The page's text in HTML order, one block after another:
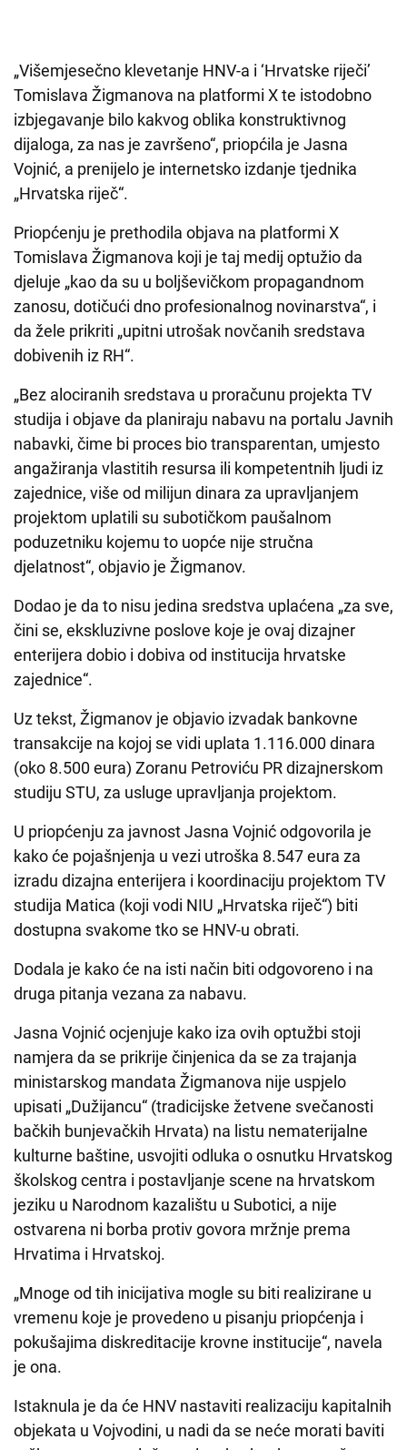
„Višemjesečno klevetanje HNV-a i ‘Hrvatske riječi’
Tomislava Žigmanova na platformi X te istodobno
izbjegavanje bilo kakvog oblika konstruktivnog
dijaloga, za nas je završeno“, priopćila je Jasna
Vojnić, a prenijelo je internetsko izdanje tjednika
„Hrvatska riječ“.
Priopćenju je prethodila objava na platformi X
Tomislava Žigmanova koji je taj medij optužio da
djeluje „kao da su u boljševičkom propagandnom
zanosu, dotičući dno profesionalnog novinarstva“, i
da žele prikriti „upitni utrošak novčanih sredstava
dobivenih iz RH“.
„Bez alociranih sredstava u proračunu projekta TV
studija i objave da planiraju nabavu na portalu Javnih
nabavki, čime bi proces bio transparentan, umjesto
angažiranja vlastitih resursa ili kompetentnih ljudi iz
zajednice, više od milijun dinara za upravljanjem
projektom uplatili su subotičkom paušalnom
poduzetniku kojemu to uopće nije stručna
djelatnost“, objavio je Žigmanov.
Dodao je da to nisu jedina sredstva uplaćena „za sve,
čini se, ekskluzivne poslove koje je ovaj dizajner
enterijera dobio i dobiva od institucija hrvatske
zajednice“.
Uz tekst, Žigmanov je objavio izvadak bankovne
transakcije na kojoj se vidi uplata 1.116.000 dinara
(oko 8.500 eura) Zoranu Petroviću PR dizajnerskom
studiju STU, za usluge upravljanja projektom.
U priopćenju za javnost Jasna Vojnić odgovorila je
kako će pojašnjenja u vezi utroška 8.547 eura za
izradu dizajna enterijera i koordinaciju projektom TV
studija Matica (koji vodi NIU „Hrvatska riječ“) biti
dostupna svakome tko se HNV-u obrati.
Dodala je kako će na isti način biti odgovoreno i na
druga pitanja vezana za nabavu.
Jasna Vojnić ocjenjuje kako iza ovih optužbi stoji
namjera da se prikrije činjenica da se za trajanja
ministarskog mandata Žigmanova nije uspjelo
upisati „Dužijancu“ (tradicijske žetvene svečanosti
bačkih bunjevačkih Hrvata) na listu nematerijalne
kulturne baštine, usvojiti odluka o osnutku Hrvatskog
školskog centra i postavljanje scene na hrvatskom
jeziku u Narodnom kazalištu u Subotici, a nije
ostvarena ni borba protiv govora mržnje prema
Hrvatima i Hrvatskoj.
„Mnoge od tih inicijativa mogle su biti realizirane u
vremenu koje je provedeno u pisanju priopćenja i
pokušajima diskreditacije krovne institucije“, navela
je ona.
Istaknula je da će HNV nastaviti realizaciju kapitalnih
objekata u Vojvodini, u nadi da se neće morati baviti